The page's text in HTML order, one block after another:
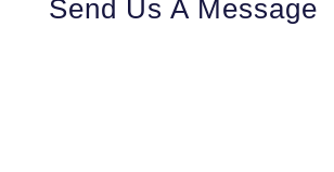
Send Us A Message